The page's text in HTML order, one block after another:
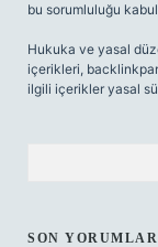
bu sorumluluğu kabul
Hukuka ve yasal
içerikleri,
ilgili içerikler yasal
SON YORUMLAR